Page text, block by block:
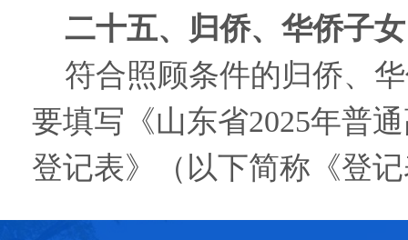
二十五、归侨、华侨子
符合照顾条件的归侨、
要填写《山东省2025年普
登记表》（以下简称《登